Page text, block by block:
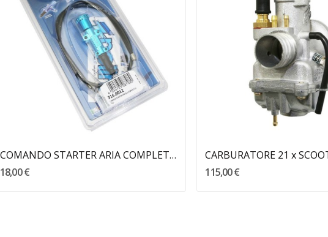
COMANDO STARTER ARIA COMPLETO POLINI
18,00 €
CARBURATORE 21 x
115,00 €